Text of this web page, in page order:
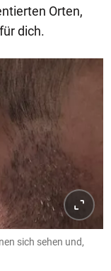
Orten,
dich.
sich sehen und,